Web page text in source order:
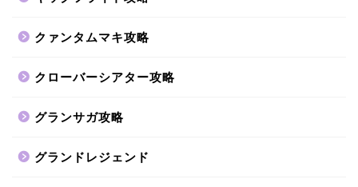
クァンタムマキ攻略
クローバーシアター攻略
グランサガ攻略
グランドレジェンド